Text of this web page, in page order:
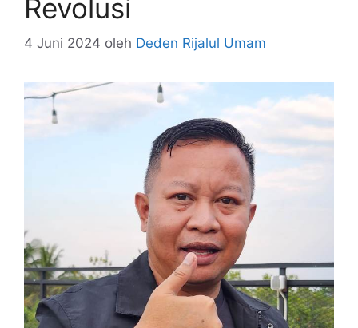
Revolusi
4 Juni 2024 oleh Deden Rijalul Umam